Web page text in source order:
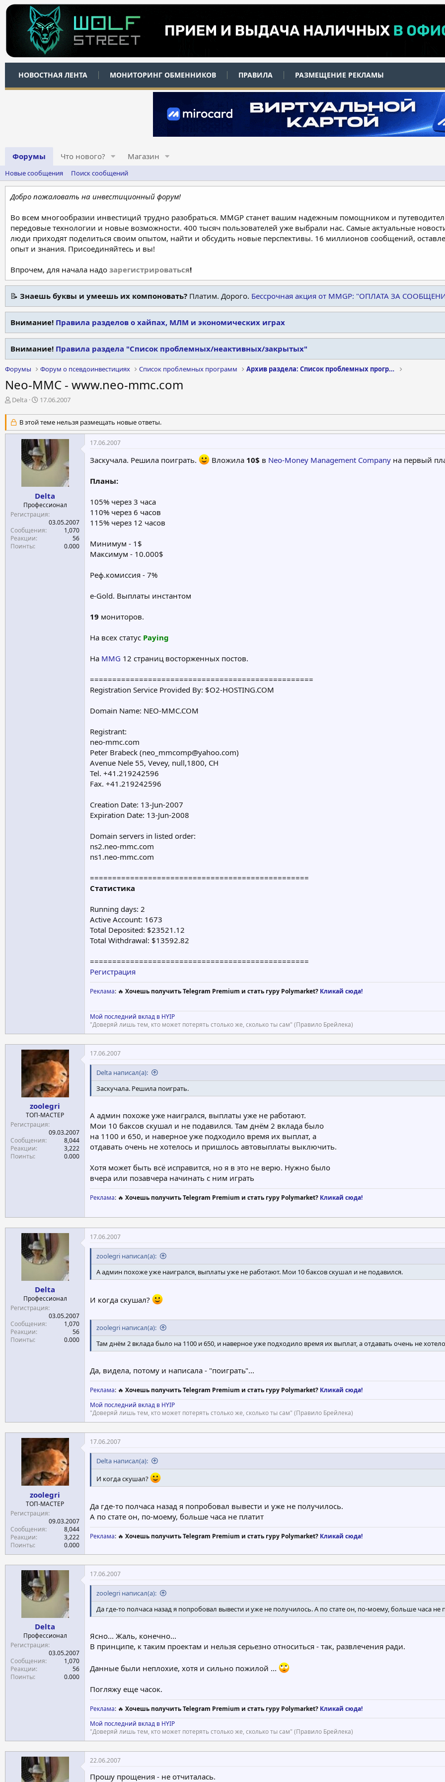
НОВОСТНАЯ ЛЕНТА МОНИТОРИНГ ОБМЕННИКОВ ПРАВИЛА РАЗМЕЩЕНИЕ РЕКЛАМЫ
Форумы Что нового? Магазин
Новые сообщения Поиск сообщений
Добро пожаловать на инвестиционный форум!
Во всем многообразии инвестиций трудно разобраться. MMGP станет вашим надежным помощником и
передовые технологии и новые возможности. 400 тысяч пользователей уже выбрали нас. Самые актуальные
люди приходят поделиться своим опытом, найти и обсудить новые перспективы. 16 миллионов сообщений,
опыт и знания. Присоединяйтесь и вы!
Впрочем, для начала надо зарегистрироваться!
📝 Знаешь буквы и умеешь их компоновать? Платим. Дорого. Бессрочная акция от MMGP: "ОПЛАТА ЗА
Внимание! Правила разделов о хайпах, МЛМ и экономических играх
Внимание! Правила раздела "Список проблемных/неактивных/закрытых"
Форумы Форум о псевдоинвестициях Список проблемных программ Архив раздела: Список проблемных программ
Neo-MMC - www.neo-mmc.com
А
т
о
р
Delta
Д
т
а
н
а
ч
а
л
17.06.2007
В этой теме нельзя размещать новые ответы.
Delta
Профессионал
Регистрация
03.05.2007
Сообщения
1,070
Реакции
56
Поинты
0.000
17.06.2007
Заскучала. Решила поиграть. Вложила 10$ в Neo-Money Management Company на первый
Планы:
105% через 3 часа
110% через 6 часов
115% через 12 часов
Минимум - 1$
Максимум - 10.000$
Реф.комиссия - 7%
e-Gold. Выплаты инстантом
19 мониторов.
На всех статус Paying
На MMG 12 страниц восторженных постов.
==================================================
Registration Service Provided By: $O2-HOSTING.COM
Domain Name: NEO-MMC.COM
Registrant:
neo-mmc.com
Peter Brabeck (neo_mmcomp@yahoo.com)
Avenue Nele 55, Vevey, null,1800, CH
Tel. +41.219242596
Fax. +41.219242596
Creation Date: 13-Jun-2007
Expiration Date: 13-Jun-2008
Domain servers in listed order:
ns2.neo-mmc.com
ns1.neo-mmc.com
=================================================
Статистика
Running days: 2
Active Account: 1673
Total Deposited: $23521.12
Total Withdrawal: $13592.82
=================================================
Регистрация
Реклама: 🔥 Хочешь получить Telegram Premium и стать гуру Polymarket? Кликай сюда!
Мой последний вклад в HYIP
"Доверяй лишь тем, кто может потерять столько же, сколько ты сам" (Правило Брейлека)
zoolegri
ТОП-МАСТЕР
Регистрация
09.03.2007
Сообщения
8,044
Реакции
3,222
Поинты
0.000
17.06.2007
Delta написал(а):
Заскучала. Решила поиграть.
А админ похоже уже наигрался, выплаты уже не работают.
Мои 10 баксов скушал и не подавился. Там днём 2 вклада было
на 1100 и 650, и наверное уже подходило время их выплат, а
отдавать очень не хотелось и пришлось автовыплаты выключить.
Хотя может быть всё исправится, но я в это не верю. Нужно было
вчера или позавчера начинать с ним играть
Реклама: 🔥 Хочешь получить Telegram Premium и стать гуру Polymarket? Кликай сюда!
Delta
Профессионал
Регистрация
03.05.2007
Сообщения
1,070
Реакции
56
Поинты
0.000
17.06.2007
zoolegri написал(а):
А админ похоже уже наигрался, выплаты уже не работают. Мои 10 баксов скушал и не подавился.
И когда скушал?
zoolegri написал(а):
Там днём 2 вклада было на 1100 и 650, и наверное уже подходило время их выплат, а отдавать очень не
Да, видела, потому и написала - "поиграть"...
Реклама: 🔥 Хочешь получить Telegram Premium и стать гуру Polymarket? Кликай сюда!
Мой последний вклад в HYIP
"Доверяй лишь тем, кто может потерять столько же, сколько ты сам" (Правило Брейлека)
zoolegri
ТОП-МАСТЕР
Регистрация
09.03.2007
Сообщения
8,044
Реакции
3,222
Поинты
0.000
17.06.2007
Delta написал(а):
И когда скушал?
Да где-то полчаса назад я попробовал вывести и уже не получилось.
А по стате он, по-моему, больше часа не платит
Реклама: 🔥 Хочешь получить Telegram Premium и стать гуру Polymarket? Кликай сюда!
Delta
Профессионал
Регистрация
03.05.2007
Сообщения
1,070
Реакции
56
Поинты
0.000
17.06.2007
zoolegri написал(а):
Да где-то полчаса назад я попробовал вывести и уже не получилось. А по стате он, по-моему, больше часа не
Ясно... Жаль, конечно...
В принципе, к таким проектам и нельзя серьезно относиться - так, развлечения ради.
Данные были неплохие, хотя и сильно пожилой ...
Погляжу еще часок.
Реклама: 🔥 Хочешь получить Telegram Premium и стать гуру Polymarket? Кликай сюда!
Мой последний вклад в HYIP
"Доверяй лишь тем, кто может потерять столько же, сколько ты сам" (Правило Брейлека)
22.06.2007
Прошу прощения - не отчиталась.